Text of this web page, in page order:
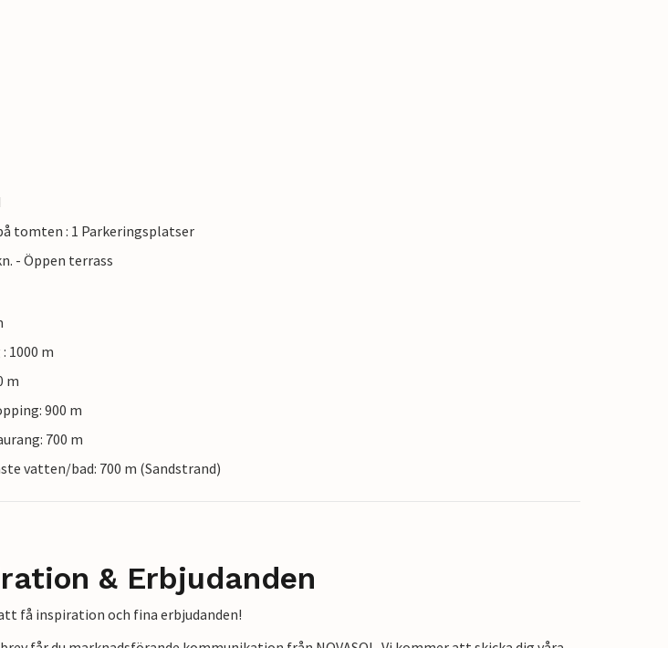
tomten : 1 Parkeringsplatser
- Öppen terrass
1000 m
m
900 m
700 m
vatten/bad: 700 m (Sandstrand)
& Erbjudanden
få inspiration och fina erbjudanden!